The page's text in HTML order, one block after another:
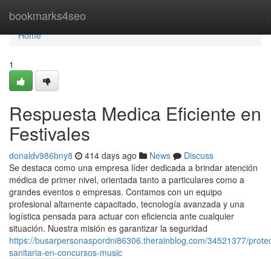
bookmarks4seo
Home
Home
1
Respuesta Medica Eficiente en
Festivales
donaldv986bny8 414 days ago News
Discuss
Se destaca como una empresa líder dedicada a brindar atención
médica de primer nivel, orientada tanto a particulares como a
grandes eventos o empresas. Contamos con un equipo
profesional altamente capacitado, tecnología avanzada y una
logística pensada para actuar con eficiencia ante cualquier
situación. Nuestra misión es garantizar la seguridad
https://busarpersonaspordni86306.therainblog.com/34521377/
sanitaria-en-concursos-music